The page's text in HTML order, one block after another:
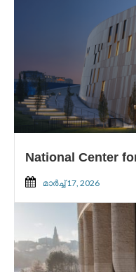
National Center
മാർച്ച്‌ 17, 2026